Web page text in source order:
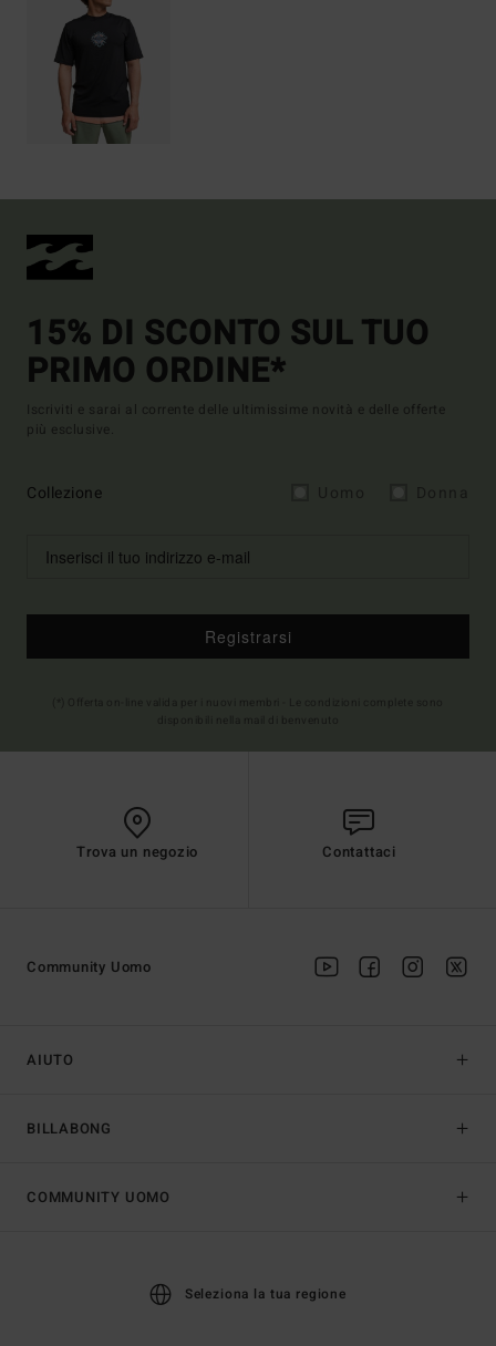
15% DI SCONTO SUL TUO
PRIMO ORDINE*
Iscriviti e sarai al corrente delle ultimissime novità e delle offerte
più esclusive.
Collezione
Registrarsi
Trova un negozio Contattaci
AIUTO
BILLABONG
Community Uomo
COMMUNITY UOMO
Seleziona la tua regione